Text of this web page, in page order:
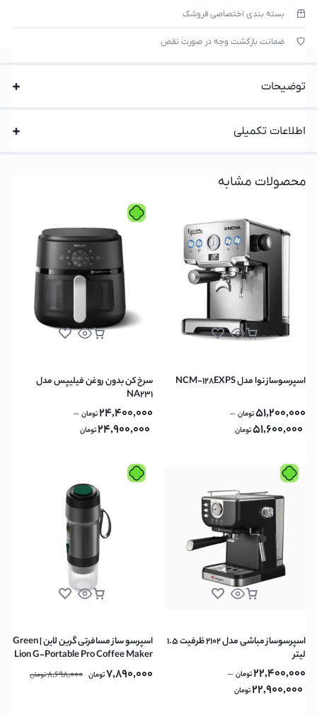
بسته بندی اختصاصی فروشک
ضمانت بازگشت وجه در صورت نقص
توضیحات
اطلاعات تکمیلی
محصولات مشابه
اسپرسوساز نوا مدل NCM-128EXPS
51,200,000تومان –
51,600,000تومان
سرخ کن بدون روغن فیلیپس مدل
NA231
24,400,000تومان –
24,900,000تومان
اسپرسوساز مباشی مدل 2102 ظرفیت ۱.۵
لیتر
22,400,000تومان –
22,900,000تومان
اسپرسو ساز مسافرتی گرین لاین | Green
Lion G-Portable Pro Coffee Maker
60ml – Black
7,890,000تومان 8,698,000تومان